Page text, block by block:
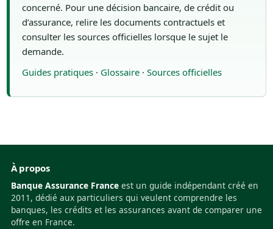
concerné. Pour une décision bancaire, de crédit ou
d’assurance, relire les documents contractuels et
consulter les sources officielles lorsque le sujet le
demande.
Guides pratiques· Glossaire· Sources officielles
À propos
Banque Assurance France est un guide indépendant créé en
2011, dédié aux particuliers qui veulent comprendre les
banques, les crédits et les assurances avant de comparer une
offre en France.